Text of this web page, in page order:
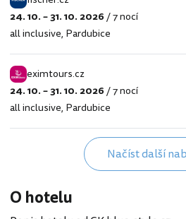
fischer.cz
24. 10. – 31. 10. 2026/7 nocí
all inclusive, Pardubice
eximtours.cz
eximtours.cz
24. 10. – 31. 10. 2026/7 nocí
all inclusive, Pardubice
Načíst další
O hotelu